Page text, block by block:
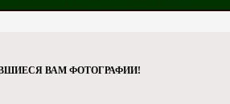
ВАМ ФОТОГРАФИИ!